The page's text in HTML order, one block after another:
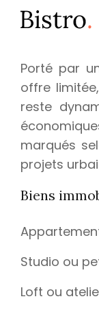
Porté par
offre
reste
marqués
projets
Biens
Studio ou
Loft ou